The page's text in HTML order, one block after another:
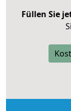
Füllen Sie